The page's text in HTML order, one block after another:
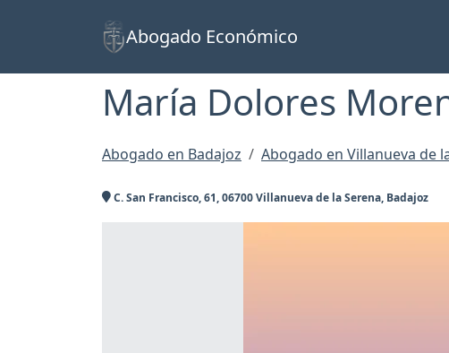
Abogado Económico
María Dolores
Abogado en Badajoz Abogado en Villanueva de
C. San Francisco, 61, 06700 Villanueva de la Serena, Badajoz